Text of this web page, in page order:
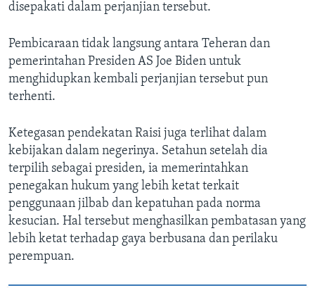
disepakati dalam perjanjian tersebut.
Pembicaraan tidak langsung antara Teheran dan
pemerintahan Presiden AS Joe Biden untuk
menghidupkan kembali perjanjian tersebut pun
terhenti.
Ketegasan pendekatan Raisi juga terlihat dalam
kebijakan dalam negerinya. Setahun setelah dia
terpilih sebagai presiden, ia memerintahkan
penegakan hukum yang lebih ketat terkait
penggunaan jilbab dan kepatuhan pada norma
kesucian. Hal tersebut menghasilkan pembatasan yang
lebih ketat terhadap gaya berbusana dan perilaku
perempuan.